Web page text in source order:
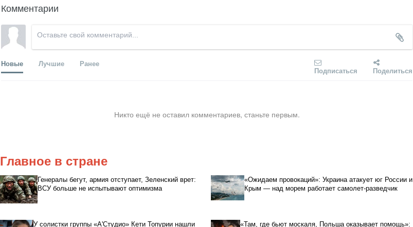
Комментарии
Новые Лучшие Ранее
Подписаться Поделиться
Никто ещё не оставил комментариев, станьте первым.
Главное в стране
Генералы бегут, армия отступает, Зеленский врет:
ВСУ больше не испытывают оптимизма
«Ожидаем провокаций»: Украина атакует юг России и
Крым — над морем работает самолет-разведчик
У солистки группы «А'Студио» Кети Топурии нашли «Там, где бьют москаля, Польша оказывает помощь»: